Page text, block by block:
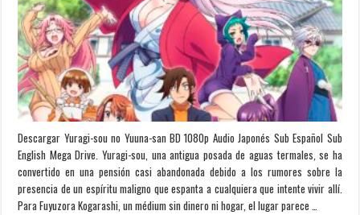
Descargar Yuragi-sou no Yuuna-san BD 1080p Audio Japonés Sub Español Sub
English Mega Drive. Yuragi-sou, una antigua posada de aguas termales, se ha
convertido en una pensión casi abandonada debido a los rumores sobre la
presencia de un espíritu maligno que espanta a cualquiera que intente vivir allí.
Para Fuyuzora Kogarashi, un médium sin dinero ni hogar, el lugar parece …